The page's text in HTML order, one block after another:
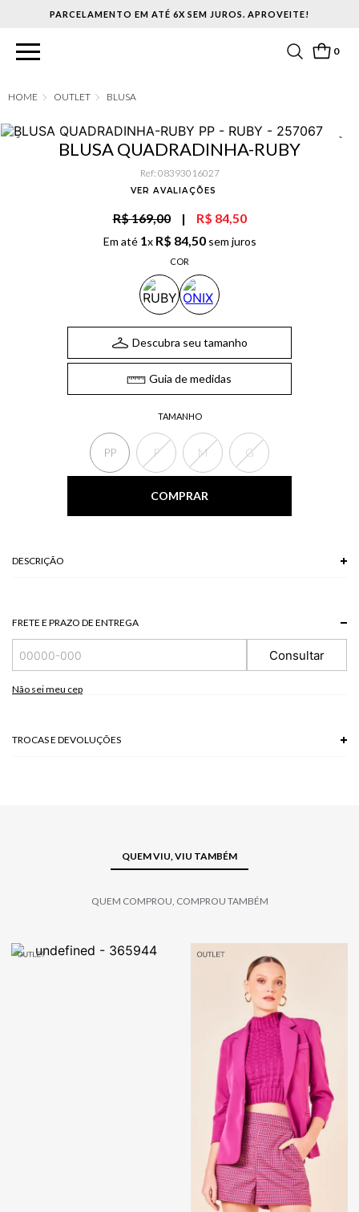
PARCELAMENTO EM ATÉ 6X SEM JUROS. APROVEITE!
0
OUTLET BLUSA
BLUSA QUADRADINHA-RUBY
Ref: 08393016027
VER AVALIAÇÕES
R$ 169,00 | R$ 84,50
Em até 1x R$ 84,50sem juros
COR
TAMANHO
PP P M G
Descubra seu tamanho
Guia de medidas
COMPRAR
DESCRIÇÃO
*A tonalidade das cores pode variar de acordo com a sua tela/monitor.
FRETE E PRAZO DE ENTREGA
Consultar
Não sei meu cep
TROCAS E DEVOLUÇÕES
QUEM VIU, VIU TAMBÉM
QUEM COMPROU, COMPROU TAMBÉM